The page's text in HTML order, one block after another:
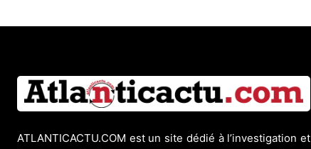
ATLANTICACTU.COM est un site dédié à l’investigation et